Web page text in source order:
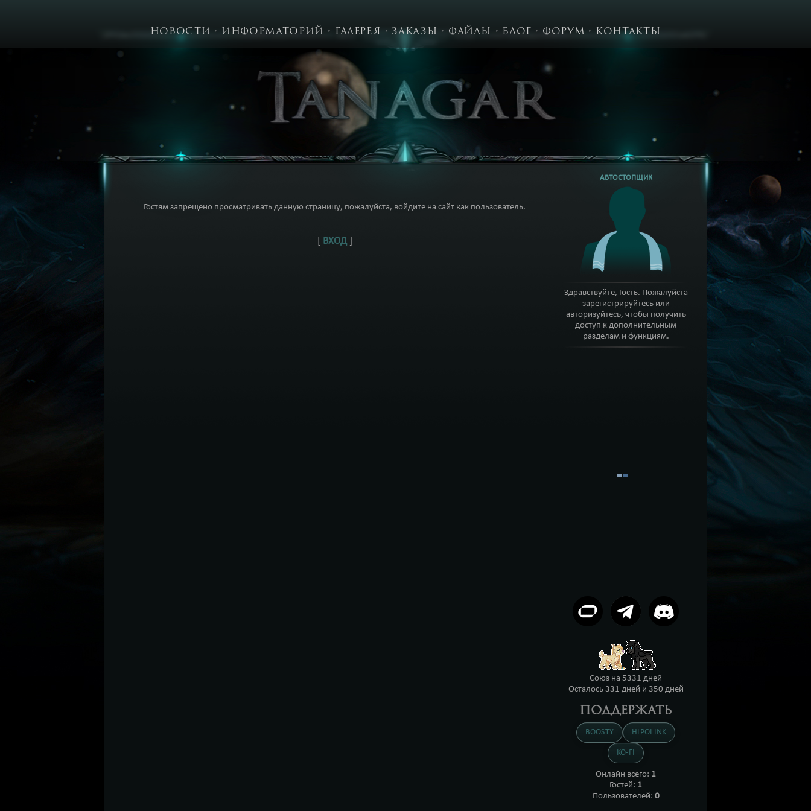
НОВОСТИ ИНФОРМАТОРИЙ ГАЛЕРЕЯ ЗАКАЗЫ ФАЙЛЫ БЛОГ ФОРУМ КОНТАКТЫ
Гостям запрещено просматривать данную страницу, пожалуйста, войдите на сайт как пользователь.
ВХОД]
АВТОСТОПЩИК
Здравствуйте, Гость. Пожалуйста
зарегистрируйтесь или
авторизуйтесь, чтобы получить
доступ к дополнительным
разделам и функциям.
Союз на 5331 дней
Осталось 331 дней и 350 дней
ПОДДЕРЖАТЬ
BOOSTY HIPOLINK
KO-FI
Онлайн всего: 1
Гостей: 1
Пользователей: 0